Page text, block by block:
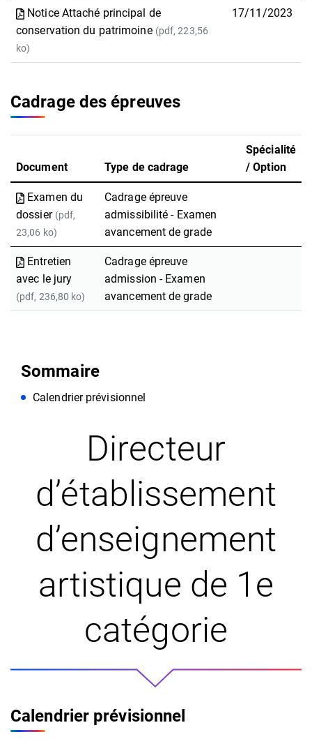
Notice Attaché principal de
conservation du patrimoine (pdf, 223,56
ko)
17/11/2023
Cadrage des épreuves
Document Type de cadrage
Spécialité
/ Option
Examen du
dossier (pdf,
23,06 ko)
Cadrage épreuve
admissibilité - Examen
avancement de grade
Entretien
avec le jury
(pdf, 236,80 ko)
Cadrage épreuve
admission - Examen
avancement de grade
Sommaire
Calendrier prévisionnel
Directeur
d’établissement
d’enseignement
artistique de 1e
catégorie
Calendrier prévisionnel